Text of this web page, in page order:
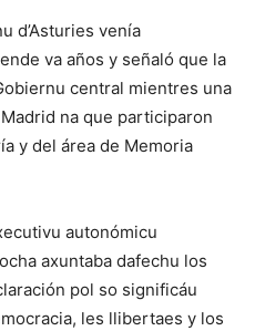
d’Asturies venía
va años y señaló que la
central mientres una
na que participaron
y del área de Memoria
autonómicu
axuntaba dafechu los
pol so significáu
les llibertaes y los